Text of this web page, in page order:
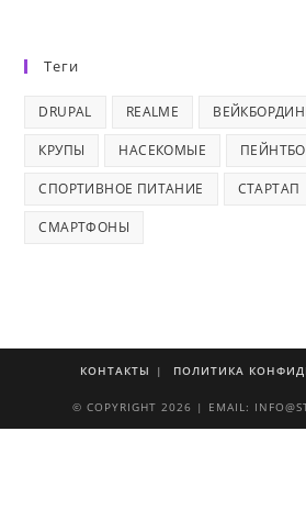
Теги
DRUPAL REALME
КРУПЫ НАСЕКОМЫЕ
СПОРТИВНОЕ ПИТАНИЕ СТАРТАП
СМАРТФОНЫ
КОНТАКТЫ ПОЛИТИКА
© COPYRIGHT 2026 | EMAIL: